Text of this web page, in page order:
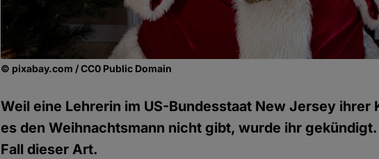
© pixabay.com / CC0 Public Domain
Weil eine Lehrerin im US-Bundesstaat New Jersey ihrer
es den Weihnachtsmann nicht gibt, wurde ihr
Fall dieser Art.